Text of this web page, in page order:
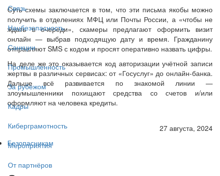
Связь
Нацбезопасность
Санкции
Промышленность
За рубежом
Кадры
Киберграмотность
Мероприятия
От партнёров
Суть схемы заключается в том, что эти письма якобы можно
получить в отделениях МФЦ или Почты России, а «чтобы не
ждать в очереди», скамеры предлагают оформить визит
онлайн — выбрав подходящую дату и время. Гражданину
отправляют SMS с кодом и просят оперативно назвать цифры.
На деле же это оказывается код авторизации учётной записи
жертвы в различных сервисах: от «Госуслуг» до онлайн-банка.
Дальше всё развивается по знакомой линии —
злоумышленники похищают средства со счетов и/или
оформляют на человека кредиты.
27 августа, 2024
Безопасникам